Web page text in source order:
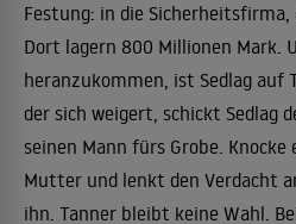
Festung: in die
Dort lagern 800 Millionen Mark.
heranzukommen, ist Sedlag auf
der sich weigert, schickt Sedlag
seinen Mann fürs Grobe.
Mutter und lenkt den Verdacht
ihn. Tanner bleibt keine Wahl.